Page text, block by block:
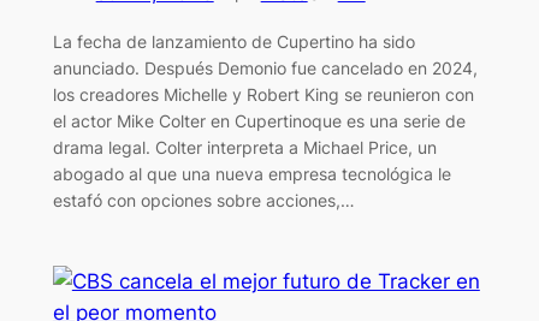
La fecha de lanzamiento de Cupertino ha sido
anunciado. Después Demonio fue cancelado en 2024,
los creadores Michelle y Robert King se reunieron con
el actor Mike Colter en Cupertinoque es una serie de
drama legal. Colter interpreta a Michael Price, un
abogado al que una nueva empresa tecnológica le
estafó con opciones sobre acciones,…